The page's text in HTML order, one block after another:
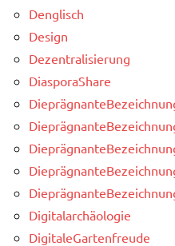
Denglisch
Design
Dezentralisierung
DiasporaShare
Digitalarchäologie
DigitaleGartenfreude